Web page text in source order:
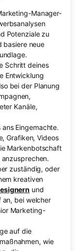
Manager-
Potenziale zu
basiere neue
Schritt deines
Entwicklung
bei der Planung
Kanäle,
Eingemachte.
Grafiken, Videos
Markenbotschaft
zuständig, oder
kreativen
und
an, bei welcher
Marketing-
auf die
wie